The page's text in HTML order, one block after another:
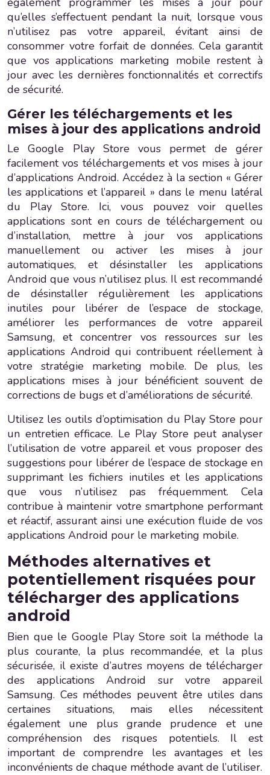
qu’elles s’effectuent pendant la nuit, lorsque vous
n’utilisez pas votre appareil, évitant ainsi de
consommer votre forfait de données. Cela garantit
que vos applications marketing mobile restent à
jour avec les dernières fonctionnalités et correctifs
de sécurité.
Gérer les téléchargements et les
mises à jour des applications android
Le Google Play Store vous permet de gérer
facilement vos téléchargements et vos mises à jour
d’applications Android. Accédez à la section « Gérer
les applications et l’appareil » dans le menu latéral
du Play Store. Ici, vous pouvez voir quelles
applications sont en cours de téléchargement ou
d’installation, mettre à jour vos applications
manuellement ou activer les mises à jour
automatiques, et désinstaller les applications
Android que vous n’utilisez plus. Il est recommandé
de désinstaller régulièrement les applications
inutiles pour libérer de l’espace de stockage,
améliorer les performances de votre appareil
Samsung, et concentrer vos ressources sur les
applications Android qui contribuent réellement à
votre stratégie marketing mobile. De plus, les
applications mises à jour bénéficient souvent de
corrections de bugs et d’améliorations de sécurité.
Utilisez les outils d’optimisation du Play Store pour
un entretien efficace. Le Play Store peut analyser
l’utilisation de votre appareil et vous proposer des
suggestions pour libérer de l’espace de stockage en
supprimant les fichiers inutiles et les applications
que vous n’utilisez pas fréquemment. Cela
contribue à maintenir votre smartphone performant
et réactif, assurant ainsi une exécution fluide de vos
applications Android pour le marketing mobile.
Méthodes alternatives et
potentiellement risquées pour
télécharger des applications
android
Bien que le Google Play Store soit la méthode la
plus courante, la plus recommandée, et la plus
sécurisée, il existe d’autres moyens de télécharger
des applications Android sur votre appareil
Samsung. Ces méthodes peuvent être utiles dans
certaines situations, mais elles nécessitent
également une plus grande prudence et une
compréhension des risques potentiels. Il est
important de comprendre les avantages et les
inconvénients de chaque méthode avant de l’utiliser.